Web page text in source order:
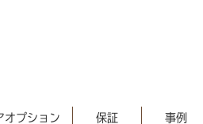
オプション 保証 事例